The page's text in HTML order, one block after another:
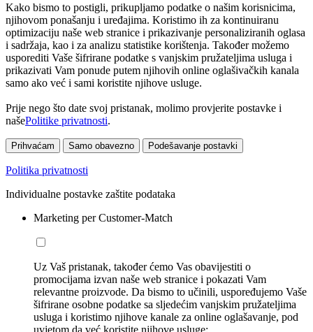
Kako bismo to postigli, prikupljamo podatke o našim korisnicima,
njihovom ponašanju i uređajima. Koristimo ih za kontinuiranu
optimizaciju naše web stranice i prikazivanje personaliziranih oglasa
i sadržaja, kao i za analizu statistike korištenja. Također možemo
usporediti Vaše šifrirane podatke s vanjskim pružateljima usluga i
prikazivati Vam ponude putem njihovih online oglašivačkih kanala
samo ako već i sami koristite njihove usluge.
Prije nego što date svoj pristanak, molimo provjerite postavke i
našePolitike privatnosti.
Prihvaćam Samo obavezno Podešavanje postavki
Politika privatnosti
Individualne postavke zaštite podataka
Marketing per Customer-Match
Uz Vaš pristanak, također ćemo Vas obavijestiti o
promocijama izvan naše web stranice i pokazati Vam
relevantne proizvode. Da bismo to učinili, uspoređujemo Vaše
šifrirane osobne podatke sa sljedećim vanjskim pružateljima
usluga i koristimo njihove kanale za online oglašavanje, pod
uvjetom da već koristite njihove usluge: